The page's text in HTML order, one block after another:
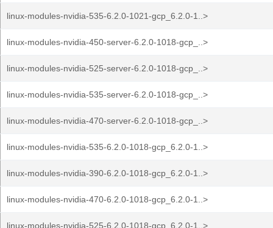
linux-modules-nvidia-535-6.2.0-1021-gcp_6.2.0-1..>
linux-modules-nvidia-450-server-6.2.0-1018-gcp_..>
linux-modules-nvidia-525-server-6.2.0-1018-gcp_..>
linux-modules-nvidia-535-server-6.2.0-1018-gcp_..>
linux-modules-nvidia-470-server-6.2.0-1018-gcp_..>
linux-modules-nvidia-535-6.2.0-1018-gcp_6.2.0-1..>
linux-modules-nvidia-390-6.2.0-1018-gcp_6.2.0-1..>
linux-modules-nvidia-470-6.2.0-1018-gcp_6.2.0-1..>
linux-modules-nvidia-525-6.2.0-1018-gcp_6.2.0-1..>